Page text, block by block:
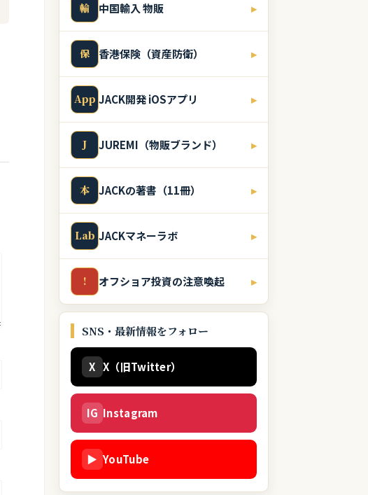
輸 中国輸入 物販 ▸
保 香港保険（資産防衛） ▸
App JACK開発 iOSアプリ ▸
J JUREMI（物販ブランド） ▸
本 JACKの著書（11冊） ▸
Lab JACKマネーラボ ▸
! オフショア投資の注意喚起 ▸
SNS・最新情報をフォロー
X X（旧Twitter）
IG Instagram
▶ YouTube